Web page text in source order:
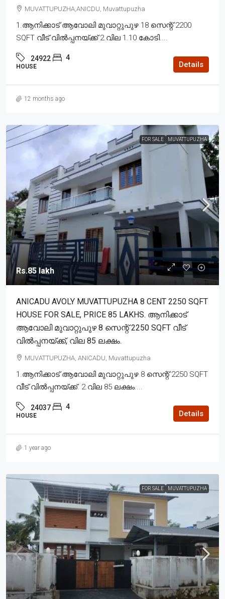
MUVATTUPUZHA,ANICDU, Muvattupuzha
1.ആനിക്കാട് ആവോലി മുവാറ്റുപുഴ 18 സെന്റ് 2200
SQFT വീട് വിൽപ്പനയ്ക്ക് 2.വില 1.10 കോടി....
24922 4
HOUSE Details
12 months ago
FOR SALE MUVATTUPUZHA
Rs.85 lakh
ANICADU AVOLY MUVATTUPUZHA 8 CENT 2250 SQFT
HOUSE FOR SALE, PRICE 85 LAKHS. ആനിക്കാട്
ആവോലി മുവാറ്റുപുഴ 8 സെന്റ് 2250 SQFT വീട്
വിൽപ്പനയ്ക്ക്, വില 85 ലക്ഷം.
MUVATTUPUZHA, ANICADU, Muvattupuzha
1.ആനിക്കാട് ആവോലി മുവാറ്റുപുഴ 8 സെന്റ് 2250 SQFT
വീട് വിൽപ്പനയ്ക്ക്. 2.വില 85 ലക്ഷം....
24037 4
HOUSE Details
1 year ago
FOR SALE MUVATTUPUZHA